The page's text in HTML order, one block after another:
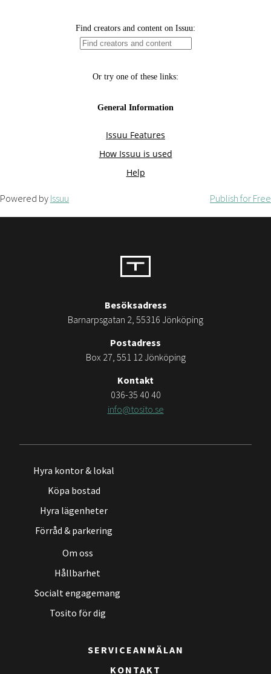
Powered by Issuu Publish for Free
Besöksadress
Barnarpsgatan 2, 55316 Jönköping
Postadress
Box 27, 551 12 Jönköping
Kontakt
036-35 40 40
info@tosito.se
Hyra kontor & lokal
Köpa bostad
Hyra lägenheter
Förråd & parkering
Om oss
Hållbarhet
Socialt engagemang
Tosito för dig
SERVICEANMÄLAN
KONTAKT